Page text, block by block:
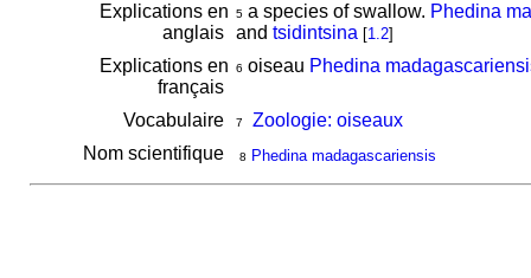
Explications en
anglais
5a species of swallow. Phedina
and tsidintsina [1.2]
Explications en
français
6 oiseau Phedina
Vocabulaire 7
Zoologie: oiseaux
Nom scientifique
8 Phedina madagascariensis